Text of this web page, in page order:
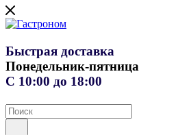
Быстрая доставка
Понедельник-пятница
С 10:00 до 18:00